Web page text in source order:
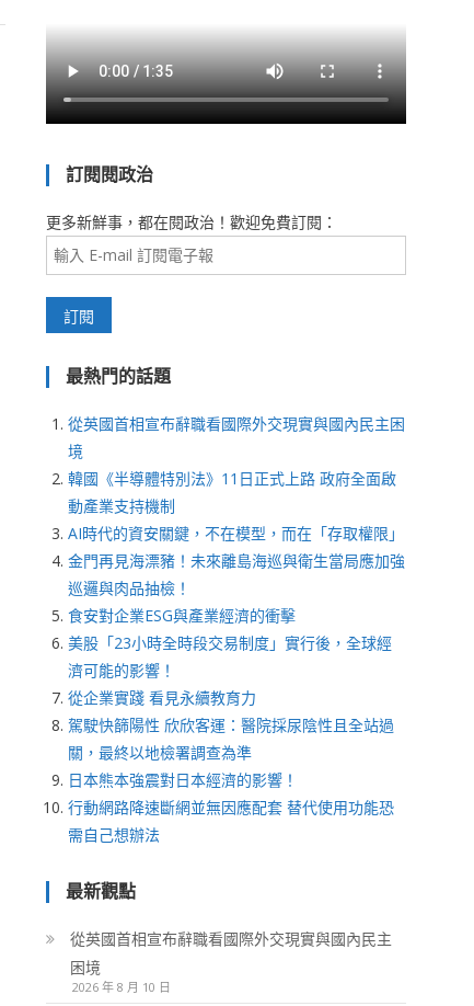
訂閱閱政治
更多新鮮事，都在閱政治！歡迎免費訂閱：
最熱門的話題
從英國首相宣布辭職看國際外交現實與國內民主困
境
韓國《半導體特別法》11日正式上路 政府全面啟
動產業支持機制
AI時代的資安關鍵，不在模型，而在「存取權限」
金門再見海漂豬！未來離島海巡與衛生當局應加強
巡邏與肉品抽檢！
食安對企業ESG與產業經濟的衝擊
美股「23小時全時段交易制度」實行後，全球經
濟可能的影響！
從企業實踐 看見永續教育力
駕駛快篩陽性 欣欣客運：醫院採尿陰性且全站過
關，最終以地檢署調查為準
日本熊本強震對日本經濟的影響！
行動網路降速斷網並無因應配套 替代使用功能恐
需自己想辦法
最新觀點
從英國首相宣布辭職看國際外交現實與國內民主
困境
2026 年 8 月 10 日